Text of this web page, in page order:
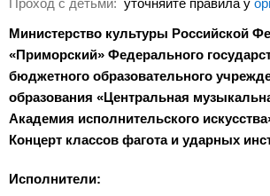
Проход с детьми: уточняйте правила у
Министерство культуры Российской
«Приморский» Федерального
бюджетного образовательного
образования «Центральная
Академия исполнительского
Концерт классов фагота и ударных
Исполнители: